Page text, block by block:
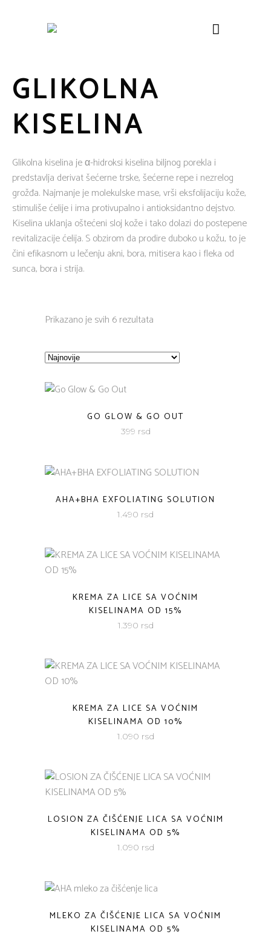
GLIKOLNA
KISELINA
Glikolna kiselina je α-hidroksi kiselina biljnog porekla i
predstavlja derivat šećerne trske, šećerne repe i nezrelog
grožđa. Najmanje je molekulske mase, vrši eksfolijaciju kože,
stimuliše ćelije i ima protivupalno i antioksidantno dejstvo.
Kiselina uklanja oštećeni sloj kože i tako dolazi do postepene
revitalizacije ćelija. S obzirom da prodire duboko u kožu, to je
čini efikasnom u lečenju akni, bora, mitisera kao i fleka od
sunca, bora i strija.
Prikazano je svih 6 rezultata
GO GLOW & GO OUT
399 rsd
AHA+BHA EXFOLIATING SOLUTION
1.490 rsd
KREMA ZA LICE SA VOĆNIM
KISELINAMA OD 15%
1.390 rsd
KREMA ZA LICE SA VOĆNIM
KISELINAMA OD 10%
1.090 rsd
LOSION ZA ČIŠĆENJE LICA SA VOĆNIM
KISELINAMA OD 5%
1.090 rsd
MLEKO ZA ČIŠĆENJE LICA SA VOĆNIM
KISELINAMA OD 5%